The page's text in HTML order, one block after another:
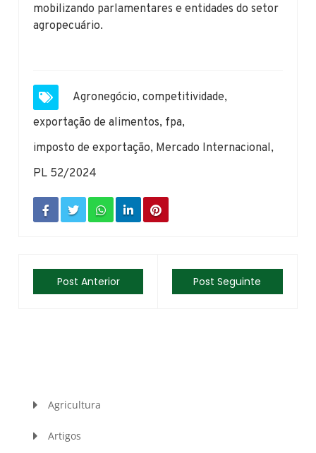
mobilizando parlamentares e entidades do setor
agropecuário.
Agronegócio,competitividade,
exportação de alimentos, fpa,
imposto de exportação, Mercado Internacional,
PL 52/2024
Post Anterior Post Seguinte
Agricultura
Artigos